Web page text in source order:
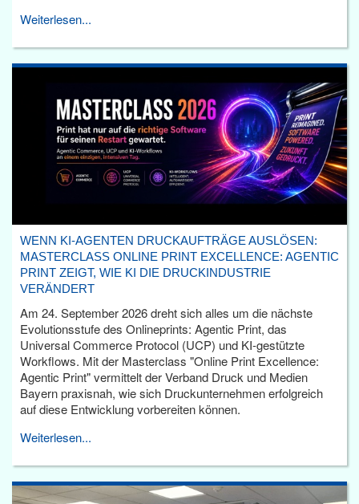
Weiterlesen...
WENN KI-AGENTEN DRUCKAUFTRÄGE AUSLÖSEN:
MASTERCLASS ONLINE PRINT EXCELLENCE: AGENTIC
PRINT ZEIGT, WIE KI DIE DRUCKINDUSTRIE
VERÄNDERT
Am 24. September 2026 dreht sich alles um die nächste
Evolutionsstufe des Onlineprints: Agentic Print, das
Universal Commerce Protocol (UCP) und KI-gestützte
Workflows. Mit der Masterclass "Online Print Excellence:
Agentic Print" vermittelt der Verband Druck und Medien
Bayern praxisnah, wie sich Druckunternehmen erfolgreich
auf diese Entwicklung vorbereiten können.
Weiterlesen...